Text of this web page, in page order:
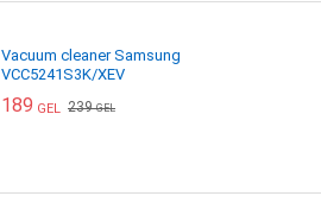
Vacuum cleaner Samsung
VCC5241S3K/XEV
189 GEL 239GEL